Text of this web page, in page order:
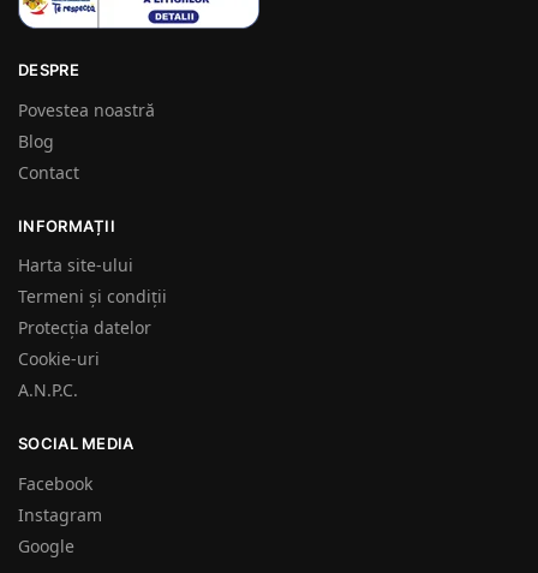
DESPRE
Povestea noastră
Blog
Contact
INFORMAȚII
Harta site-ului
Termeni și condiții
Protecția datelor
Cookie-uri
A.N.P.C.
SOCIAL MEDIA
Facebook
Instagram
Google